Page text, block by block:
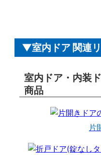
室内ドア 関連
室内ドア・内装
商品
片